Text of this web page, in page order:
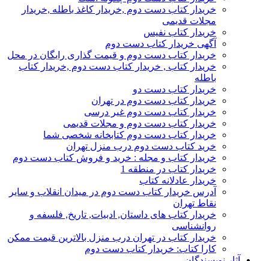
خریدار کتاب دست دوم ,خریدار کاغذ باطله ,خریدار
مجلات قدیمی
خریدار کتاب نفیس
آگهی خریدار کتاب دست دوم
خریدار کتاب دست دوم و قیمت گذاری رایگان در محل
خریدار کتاب , خریدار کتاب دست دوم ,خریدار کتاب
باطله
خریدار کتاب دست دو
خریدار کتاب دست دوم در تهران
خریدار کتاب دست دوم غیر درسی
خریدار کتاب دست دوم و مجلات قدیمی
خریدار کتاب دست دوم کتابخانه شخصی شما
خرید کتاب دست دوم درب منزل تهران
خریدار کتاب و مجله : خرید و فروش کتاب دست دوم
خریدار کتاب در منطقه 1
خریدار عادلانه کتاب
آدرس خریدار کتاب دست دوم در میدان انقلاب و سایر
نقاط تهران
خریدار کتاب های داستان, ادبیات, تاریخ, فلسفه و
روانشناسی
خریدار کتاب در تهران درب منزل بالاترین قیمت ممکن
کارا کتاب: خریدار کتاب دست دوم